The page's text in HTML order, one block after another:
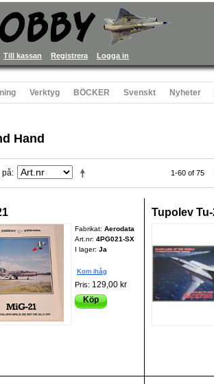
Till kassan Registrera Logga in
Verktyg BÖCKER Svenskt Nyheter
Hand
på 1-60 of 75
Fabrikat:Aerodata
Art.nr:4PG021-SX
I lager: Ja
Kom ihåg
Pris: 129,00 kr
Köp
Tupolev